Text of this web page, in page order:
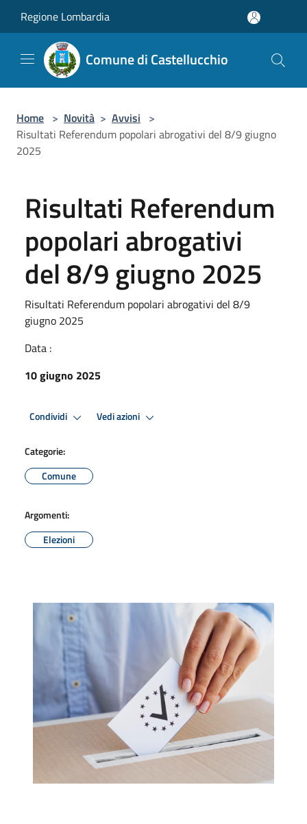
Regione Lombardia
Comune di Castellucchio
Home > Novità > Avvisi >
Risultati Referendum popolari abrogativi del 8/9 giugno
2025
Risultati Referendum
popolari abrogativi
del 8/9 giugno 2025
Risultati Referendum popolari abrogativi del 8/9
giugno 2025
Data :
10 giugno 2025
Condividi Vedi azioni
Categorie:
Comune
Argomenti:
Elezioni